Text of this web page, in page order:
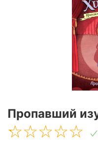
Пропавший
☆☆☆☆☆
★★★★★